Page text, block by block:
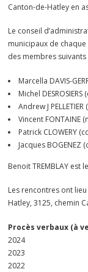
Canton-de-Hatley en
Le conseil
municipaux de
des membres suivants
Marcella DAVIS-
Michel
Andrew J
Vincent FONTAINE
Patrick CLOWERY
Jacques
Benoit TREMBLAY est
Les rencontres ont
Hatley, 3125, chemin
Procès verbaux (à
2024
2023
2022